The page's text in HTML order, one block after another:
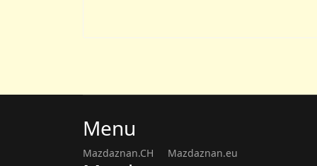
Menu
Mazdaznan.CH Mazdaznan.eu